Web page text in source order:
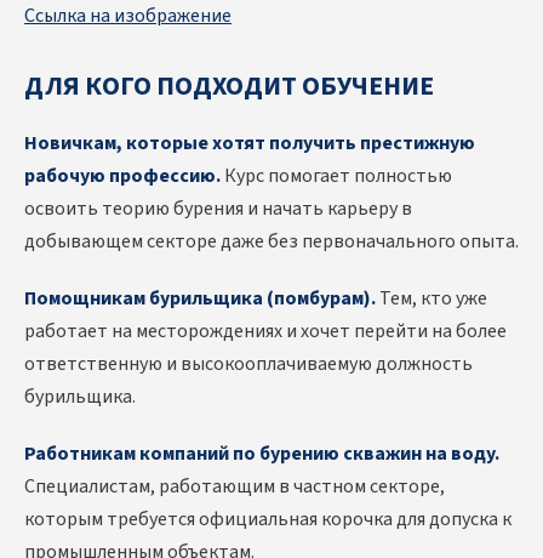
Ссылка на изображение
ДЛЯ КОГО ПОДХОДИТ ОБУЧЕНИЕ
Новичкам, которые хотят получить престижную
рабочую профессию.Курс помогает полностью
освоить теорию бурения и начать карьеру в
добывающем секторе даже без первоначального опыта.
Помощникам бурильщика (помбурам).Тем, кто уже
работает на месторождениях и хочет перейти на более
ответственную и высокооплачиваемую должность
бурильщика.
Работникам компаний по бурению скважин на воду.
Специалистам, работающим в частном секторе,
которым требуется официальная корочка для допуска к
промышленным объектам.